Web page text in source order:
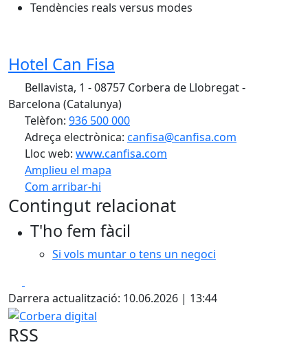
Tendències reals versus modes
Hotel Can Fisa
Bellavista, 1 - 08757 Corbera de Llobregat -
Barcelona (Catalunya)
Telèfon: 936 500 000
Adreça electrònica: canfisa@canfisa.com
Lloc web: www.canfisa.com
Amplieu el mapa
Com arribar-hi
+
Contingut relacionat
T'ho fem fàcil
Si vols muntar o tens un negoci
Darrera actualització: 10.06.2026 | 13:44
Corbera digital
RSS